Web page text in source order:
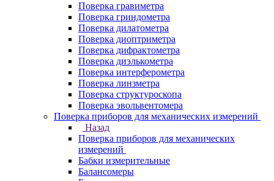
Поверка гравиметра
Поверка гриндометра
Поверка дилатометра
Поверка диоптриметра
Поверка дифрактометра
Поверка диэлькометра
Поверка интерферометра
Поверка линзметра
Поверка структуроскопа
Поверка эвольвентомера
Поверка приборов для механических измерений
Назад
Поверка приборов для механических
измерений
Бабки измерительные
Балансомеры